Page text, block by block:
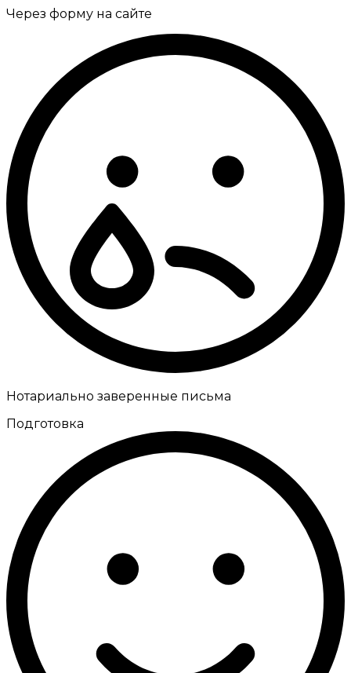
Через форму на сайте
Нотариально заверенные письма
Подготовка